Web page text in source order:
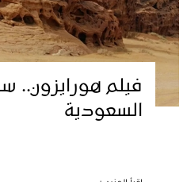
فيلم هورايزون..
السعودية